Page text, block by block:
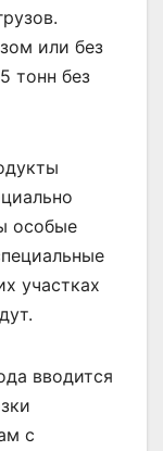
или без
тонн без
особые
участках
вводится
с